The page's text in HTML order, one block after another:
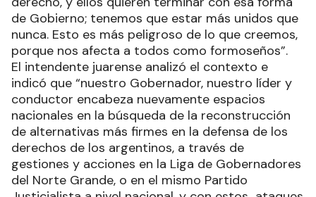
de Gobierno; tenemos que estar más unidos que
nunca. Esto es más peligroso de lo que creemos,
porque nos afecta a todos como formoseños”.
El intendente juarense analizó el contexto e
indicó que “nuestro Gobernador, nuestro líder y
conductor encabeza nuevamente espacios
nacionales en la búsqueda de la reconstrucción
de alternativas más firmes en la defensa de los
derechos de los argentinos, a través de
gestiones y acciones en la Liga de Gobernadores
del Norte Grande, o en el mismo Partido